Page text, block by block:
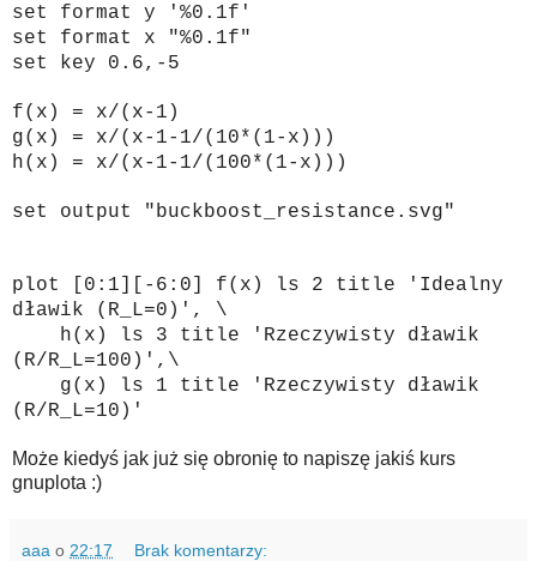
set format y '%0.1f'
set format x "%0.1f"
set key 0.6,-5
f(x) = x/(x-1)
g(x) = x/(x-1-1/(10*(1-x)))
h(x) = x/(x-1-1/(100*(1-x)))
set output "buckboost_resistance.svg"
plot [0:1][-6:0] f(x) ls 2 title 'Idealny
dławik (R_L=0)', \
h(x) ls 3 title 'Rzeczywisty dławik
(R/R_L=100)',\
g(x) ls 1 title 'Rzeczywisty dławik
(R/R_L=10)'
Może kiedyś jak już się obronię to napiszę jakiś kurs
gnuplota :)
aaa o 22:17 Brak komentarzy: